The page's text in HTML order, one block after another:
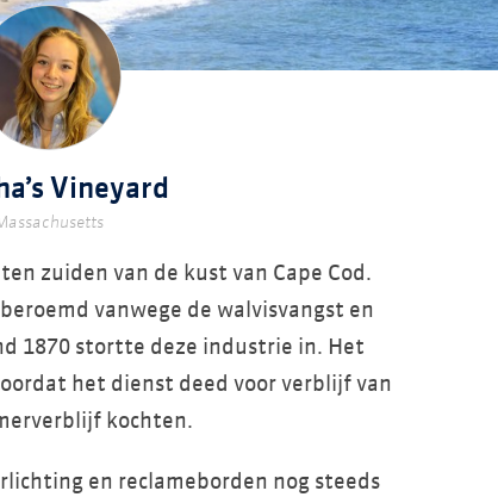
Vineyard
zuiden van de kust van Cape Cod.
vanwege de walvisvangst en
1870 stortte deze industrie in. Het
het dienst deed voor verblijf van
kochten.
en reclameborden nog steeds